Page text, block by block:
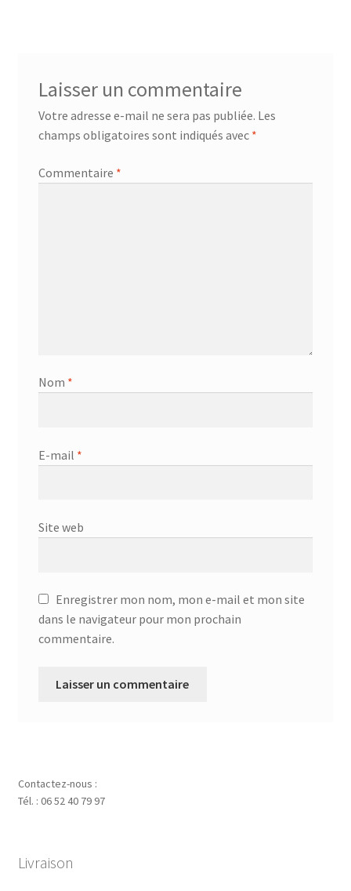
Laisser un commentaire
Votre adresse e-mail ne sera pas publiée. Les
champs obligatoires sont indiqués avec *
Commentaire *
Nom *
E-mail *
Site web
Enregistrer mon nom, mon e-mail et mon site
dans le navigateur pour mon prochain
commentaire.
Contactez-nous :
Tél. : 06 52 40 79 97
Livraison